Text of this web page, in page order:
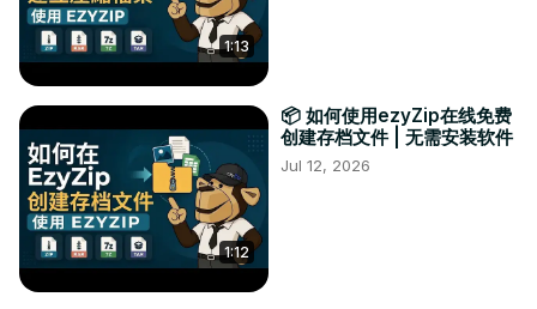
1:13
1:12
📦 如何使用ezyZip在线免费
创建存档文件 | 无需安装软件
Jul 12, 2026